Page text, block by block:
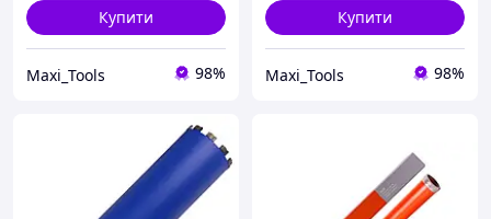
Купити
Maxi_Tools 98%
Купити
Maxi_Tools 98%